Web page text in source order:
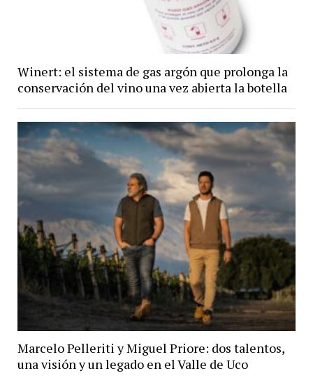
Winert: el sistema de gas argón que prolonga la
conservación del vino una vez abierta la botella
Marcelo Pelleriti y Miguel Priore: dos talentos,
una visión y un legado en el Valle de Uco